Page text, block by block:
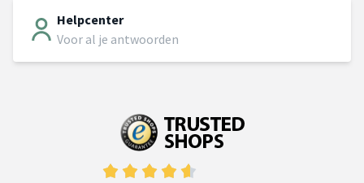
Helpcenter
Voor al je antwoorden